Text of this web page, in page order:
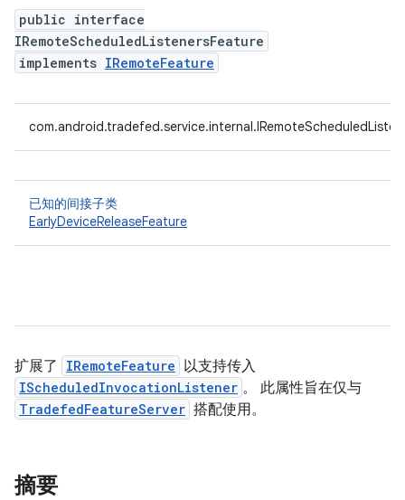
public interface
IRemoteScheduledListenersFeature
implements IRemoteFeature
已知的间接子类
EarlyDeviceReleaseFeature
扩展了 IRemoteFeature 以支持传入
IScheduledInvocationListener 。 此属性旨在仅与
TradefedFeatureServer 搭配使用。
摘要